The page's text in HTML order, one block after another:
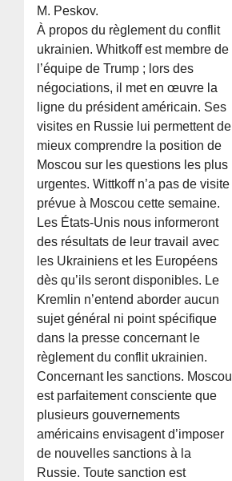
M. Peskov.
À propos du règlement du conflit
ukrainien. Whitkoff est membre de
l’équipe de Trump ; lors des
négociations, il met en œuvre la
ligne du président américain. Ses
visites en Russie lui permettent de
mieux comprendre la position de
Moscou sur les questions les plus
urgentes. Wittkoff n’a pas de visite
prévue à Moscou cette semaine.
Les États-Unis nous informeront
des résultats de leur travail avec
les Ukrainiens et les Européens
dès qu’ils seront disponibles. Le
Kremlin n’entend aborder aucun
sujet général ni point spécifique
dans la presse concernant le
règlement du conflit ukrainien.
Concernant les sanctions. Moscou
est parfaitement consciente que
plusieurs gouvernements
américains envisagent d’imposer
de nouvelles sanctions à la
Russie. Toute sanction est